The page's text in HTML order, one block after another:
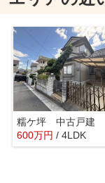
糯ケ坪 中古戸建
600万円 / 4LDK